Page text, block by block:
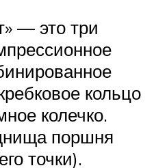
— это три
кольцо
колечко.
поршня
точки).